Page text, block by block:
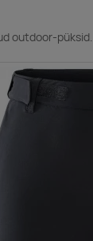
outdoor-püksid.